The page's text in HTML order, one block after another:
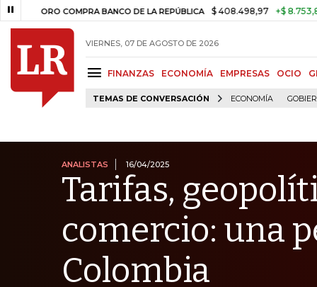
ORO COMPRA BANCO DE LA REPÚBLICA $ 408.498,97 +$ 8.753,81 +2,19%
VIERNES, 07 DE AGOSTO DE 2026
FINANZAS ECONOMÍA EMPRESAS OCIO
TEMAS DE CONVERSACIÓN ECONOMÍA
ANALISTAS 16/04/2025
Tarifas,
comercio: una
Colombia